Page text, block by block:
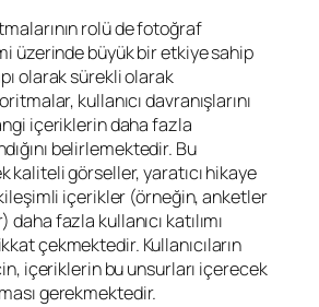
rolü de fotoğraf
üzerinde büyük bir etkiye sahip
olarak sürekli olarak
kullanıcı davranışlarını
içeriklerin daha fazla
belirlemektedir. Bu
kaliteli görseller, yaratıcı hikaye
içerikler (örneğin, anketler
fazla kullanıcı katılımı
çekmektedir. Kullanıcıların
içeriklerin bu unsurları içerecek
gerekmektedir.